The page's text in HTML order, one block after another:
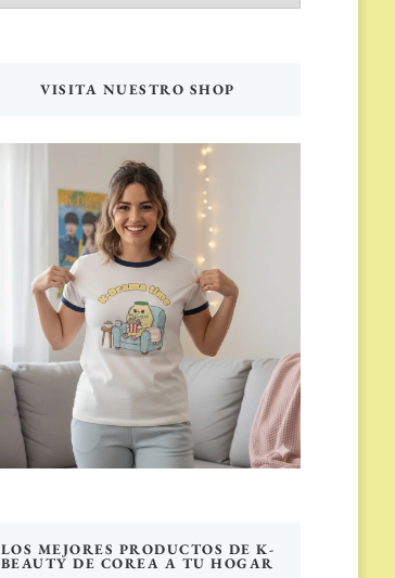
VISITA NUESTRO SHOP
LOS MEJORES PRODUCTOS DE K-
BEAUTY DE COREA A TU HOGAR